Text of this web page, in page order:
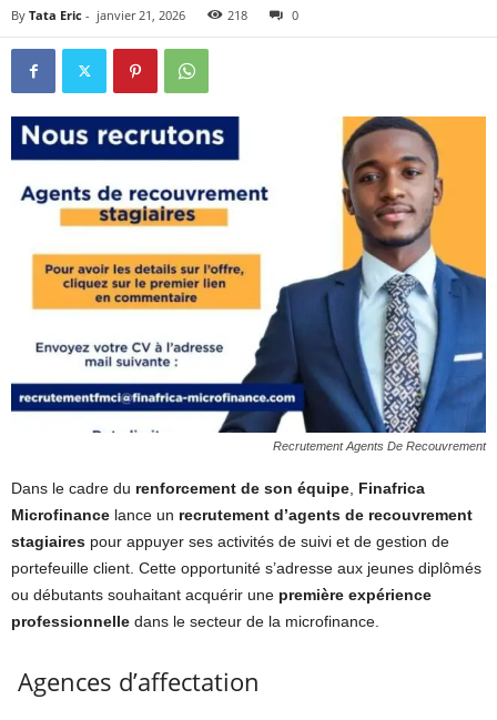
By Tata Eric - janvier 21, 2026 218 0
Recrutement Agents De Recouvrement
Dans le cadre du renforcement de son équipe, Finafrica
Microfinance lance un recrutement d’agents de recouvrement
stagiaires pour appuyer ses activités de suivi et de gestion de
portefeuille client. Cette opportunité s’adresse aux jeunes diplômés
ou débutants souhaitant acquérir une première expérience
professionnelle dans le secteur de la microfinance.
Agences d’affectation